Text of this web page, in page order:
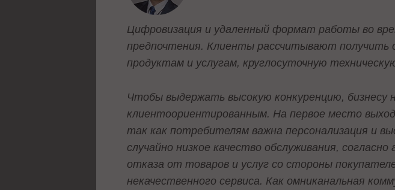
Цифровизация и удаленный формат работы во
предпочтения. Клиенты рассчитывают
продуктам и услугам, круглосуточную
Чтобы выдержать высокую конкуренцию,
клиентоориентированным. На первое место
так как потребителям важна персонализация и
случайно низкое качество обслуживания,
отказа от товаров и услуг со стороны
некачественного сервиса. Как омниканальная